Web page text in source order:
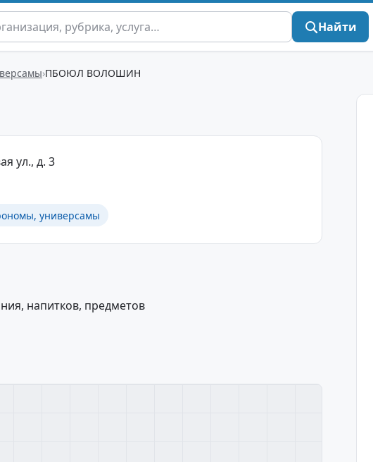
Найти
ПБОЮЛ ВОЛОШИН
ул., д. 3
универсамы
напитков, предметов